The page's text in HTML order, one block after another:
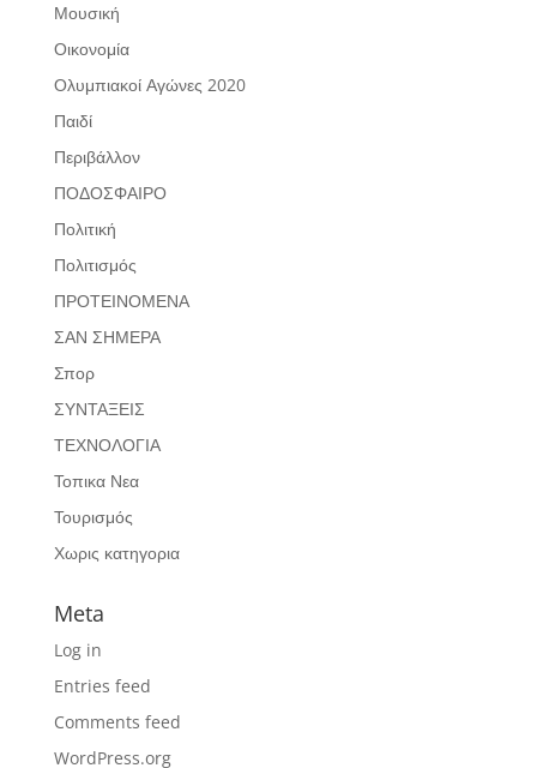
Μουσική
Οικονομία
Ολυμπιακοί Αγώνες 2020
Παιδί
Περιβάλλον
ΠΟΔΟΣΦΑΙΡΟ
Πολιτική
Πολιτισμός
ΠΡΟΤΕΙΝΟΜΕΝΑ
ΣΑΝ ΣΗΜΕΡΑ
Σπορ
ΣΥΝΤΑΞΕΙΣ
ΤΕΧΝΟΛΟΓΙΑ
Τοπικα Νεα
Τουρισμός
Χωρις κατηγορια
Meta
Log in
Entries feed
Comments feed
WordPress.org